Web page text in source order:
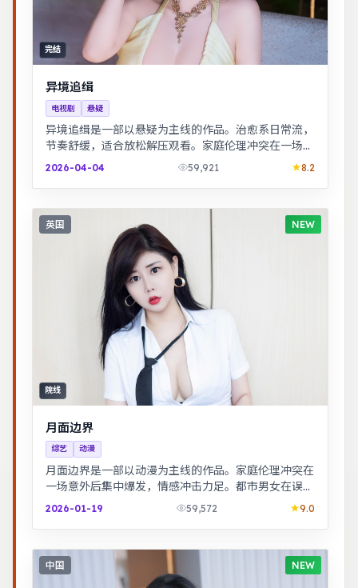
完结
异境追缉
电视剧 悬疑
异境追缉是一部以悬疑为主线的作品。治愈系日常流，
节奏舒缓，适合放松解压观看。家庭伦理冲突在一场意
外后集中爆发，情感冲击力足。
2026-04-04 59,921 8.2
英国 NEW
院线
月面边界
综艺 动漫
月面边界是一部以动漫为主线的作品。家庭伦理冲突在
一场意外后集中爆发，情感冲击力足。都市男女在误会
与试探中走近彼此，笑泪交织的成长故事。
2026-01-19 59,572 9.0
中国 NEW